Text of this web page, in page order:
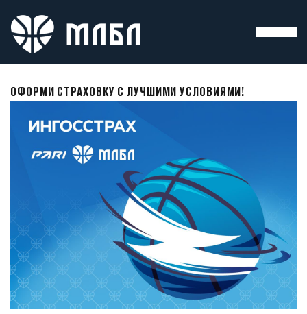
ОФОРМИ СТРАХОВКУ С ЛУЧШИМИ УСЛОВИЯМИ!